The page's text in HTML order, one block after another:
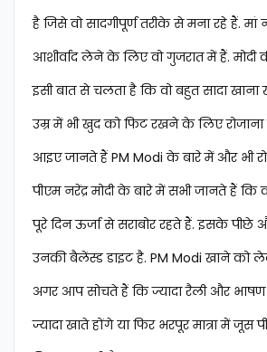
है जिसे वो सादगीपूर्ण तरीके से मना रहे हैं. मां
आशीर्वाद लेने के लिए वो गुजरात में हैं. मोदी
इसी बात से चलता है कि वो बहुत सादा
उम्र में भी खुद को फिट रखने के लिए
आइए जानते हैं PM Modi के बारे में और भी
पीएम नरेंद्र मोदी के बारे में सभी जानते हैं कि
पूरे दिन ऊर्जा से सराबोर रहते हैं. इसके पीछे
उनकी बैलेंस्ड डाइट है. PM Modi खाने को
अगर आप सोचते हैं कि ज्यादा रैली और
ज्यादा खाते होंगे या फिर भरपूर मात्रा में जूस